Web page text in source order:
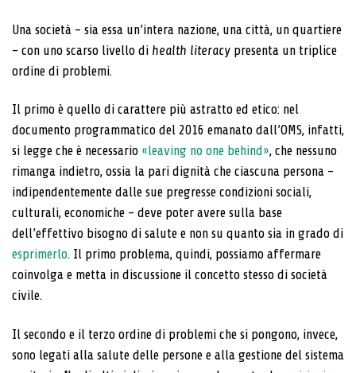
Una società – sia essa un’intera nazione, una città, un quartiere
– con uno scarso livello di health literacy presenta un triplice
ordine di problemi.
Il primo è quello di carattere più astratto ed etico: nel
documento programmatico del 2016 emanato dall’OMS, infatti,
si legge che è necessario «leaving no one behind», che nessuno
rimanga indietro, ossia la pari dignità che ciascuna persona –
indipendentemente dalle sue pregresse condizioni sociali,
culturali, economiche – deve poter avere sulla base
dell’effettivo bisogno di salute e non su quanto sia in grado di
esprimerlo. Il primo problema, quindi, possiamo affermare
coinvolga e metta in discussione il concetto stesso di società
civile.
Il secondo e il terzo ordine di problemi che si pongono, invece,
sono legati alla salute delle persone e alla gestione del sistema